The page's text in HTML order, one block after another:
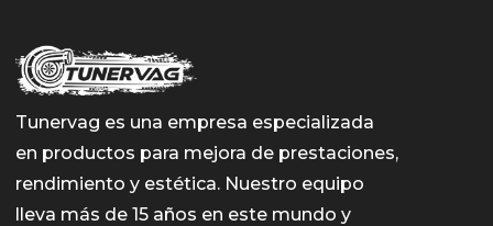
Tunervag es una empresa especializada
en productos para mejora de prestaciones,
rendimiento y estética. Nuestro equipo
lleva más de 15 años en este mundo y